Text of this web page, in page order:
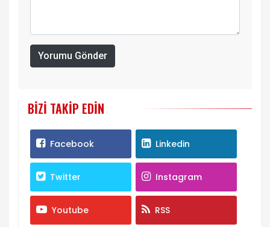
Yorumu Gönder
BIZI TAKIP EDIN
Facebook Linkedin
Twitter Instagram
Youtube RSS